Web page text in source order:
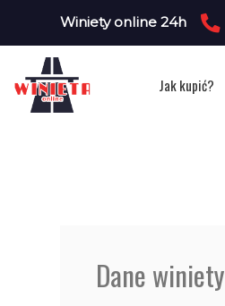
Winiety online 24h
Jak kupić?
Dane winiety